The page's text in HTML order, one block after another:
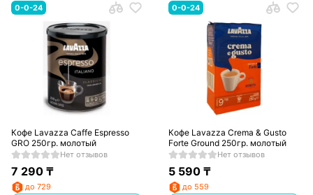
0-0-24
Кофе Lavazza Caffe Espresso
GRO 250гр. молотый
Нет отзывов
7 290₸
до 729
0-0-24
Кофе Lavazza Crema & Gusto
Forte Ground 250гр. молотый
Нет отзывов
5 590 ₸
до 559